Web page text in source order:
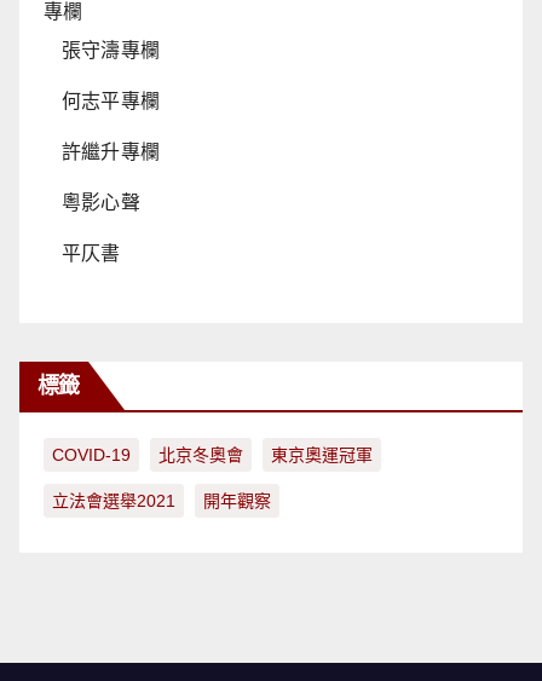
專欄
張守濤專欄
何志平專欄
許繼升專欄
粵影心聲
平仄書
標籤
COVID-19 北京冬奧會 東京奧運冠軍
立法會選舉2021 開年觀察